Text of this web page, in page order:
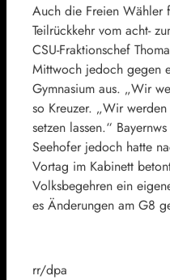
Auch die Freien Wähler
Teilrückkehr vom acht-
CSU-Fraktionschef
Mittwoch jedoch gegen
Gymnasium aus. „Wir
so Kreuzer. „Wir
setzen lassen.“
Seehofer jedoch hatte
Vortag im Kabinett
Volksbegehren ein
es Änderungen am G8
rr/dpa